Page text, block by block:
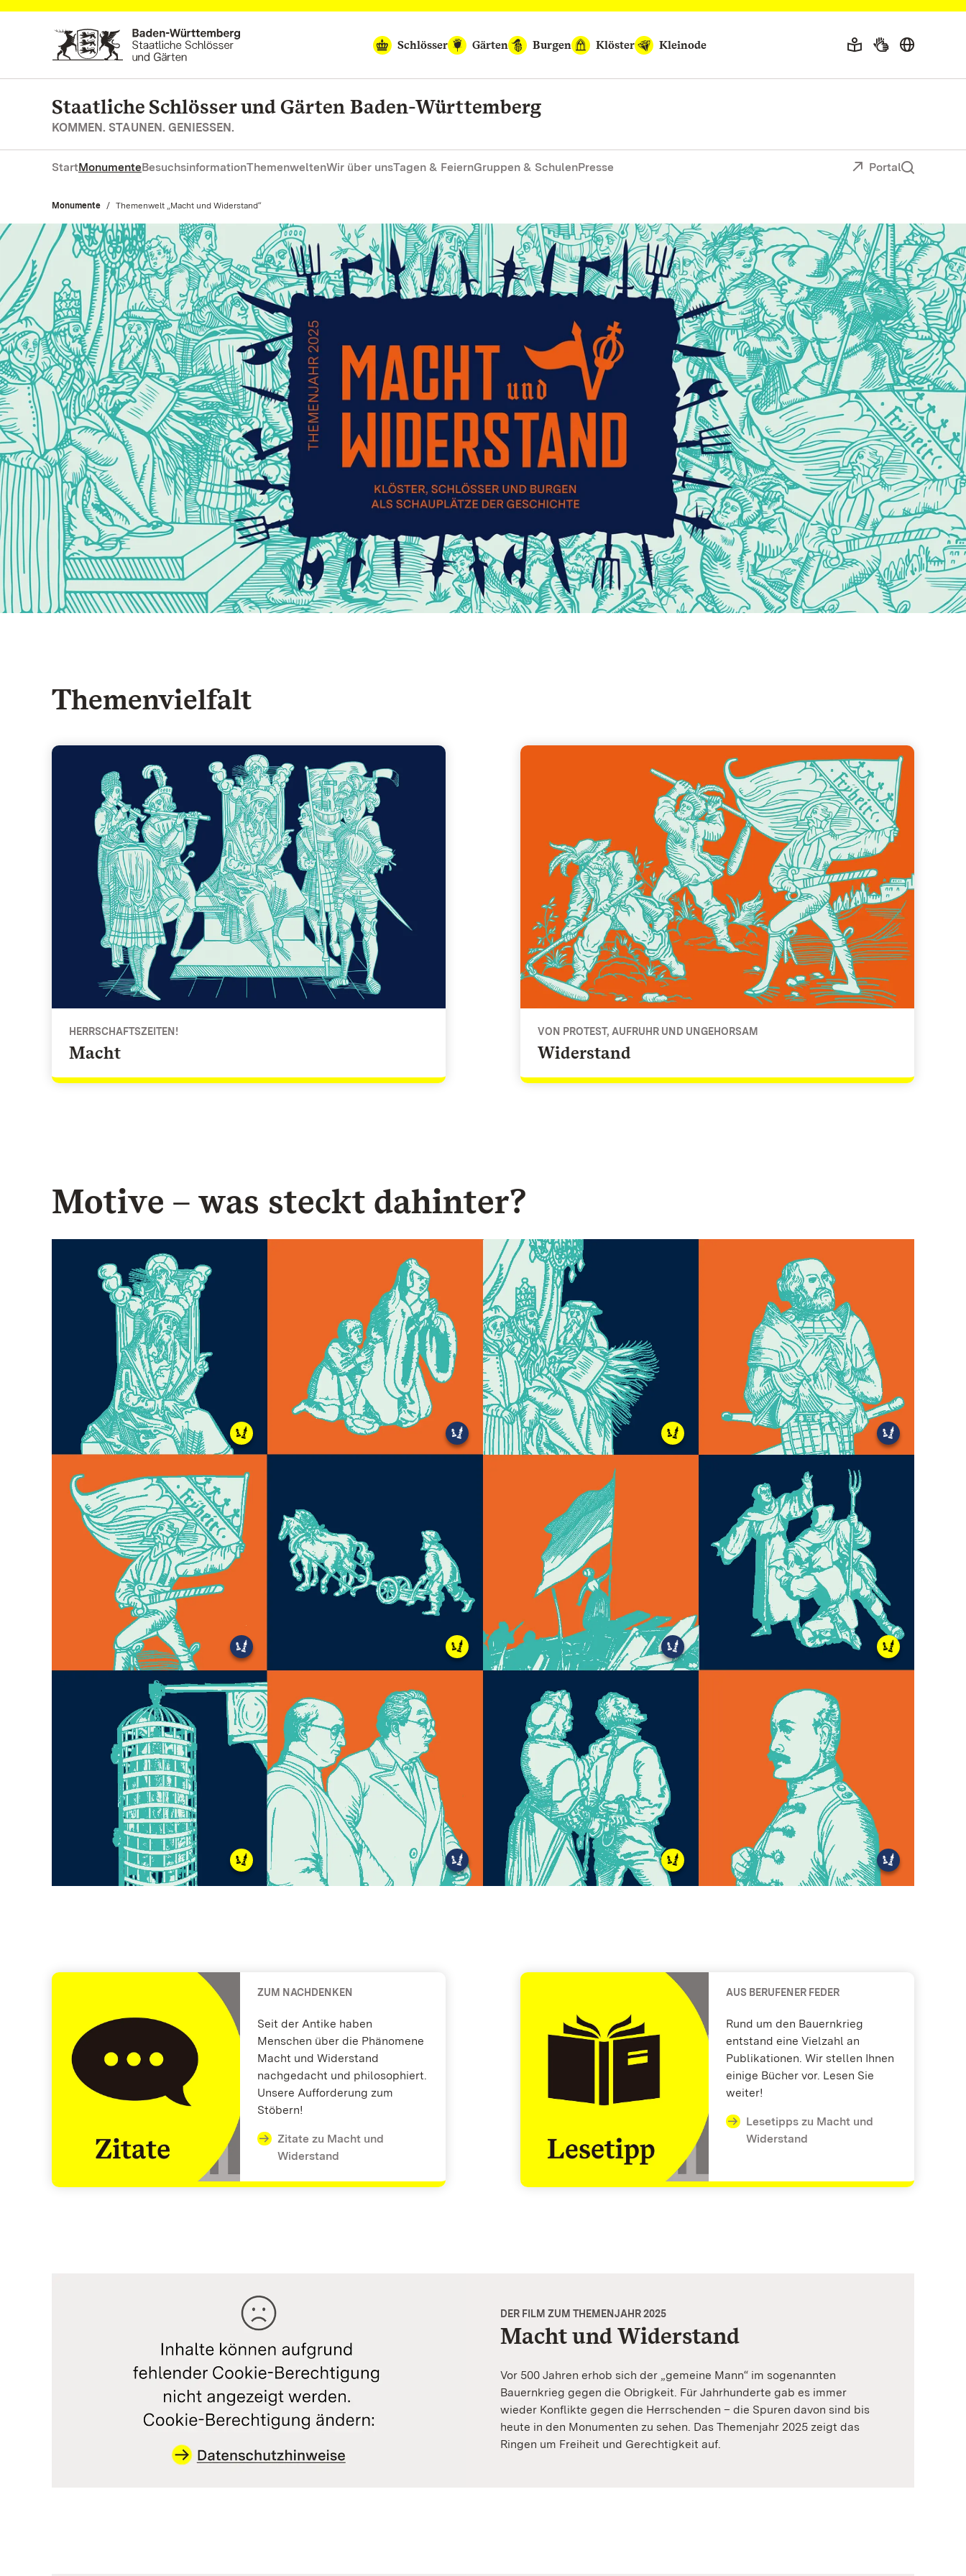
Zum Hauptinhalt springen
Schlösser
Gärten Burgen Klöster Kleinode
Staatliche Schlösser und Gärten Baden-Württemberg
KOMMEN. STAUNEN. GENIESSEN.
StartMonumenteBesuchsinformationThemenweltenWir über unsTagen & FeiernGruppen & SchulenPresse Portal
Monumente Aktuell:
Themenwelt „Macht und Widerstand“
Themenvielfalt
Macht
HERRSCHAFTSZEITEN!
Widerstand
VON PROTEST, AUFRUHR UND UNGEHORSAM
Widerstand - Von Protest, Aufruhr und Ungehorsam
Motive – was steckt dahinter?
ZUM NACHDENKEN
Seit der Antike haben
Menschen über die Phänomene
Macht und Widerstand
nachgedacht und philosophiert.
Unsere Aufforderung zum
Stöbern!
Zitate zu Macht und
Widerstand
AUS BERUFENER FEDER
Rund um den Bauernkrieg
entstand eine Vielzahl an
Publikationen. Wir stellen Ihnen
einige Bücher vor. Lesen Sie
weiter!
Lesetipps zu Macht und
Widerstand
Macht und Widerstand
DER FILM ZUM THEMENJAHR 2025
Vor 500 Jahren erhob sich der „gemeine Mann“ im sogenannten
Bauernkrieg gegen die Obrigkeit. Für Jahrhunderte gab es immer
wieder Konflikte gegen die Herrschenden – die Spuren davon sind bis
heute in den Monumenten zu sehen. Das Themenjahr 2025 zeigt das
Ringen um Freiheit und Gerechtigkeit auf.